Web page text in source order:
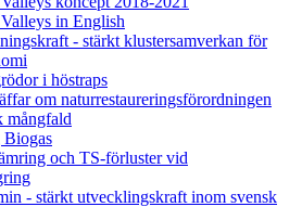
in English
- stärkt klustersamverkan för
i höstraps
om naturrestaureringsförordningen
mångfald
och TS-förluster vid
- stärkt utvecklingskraft inom svensk